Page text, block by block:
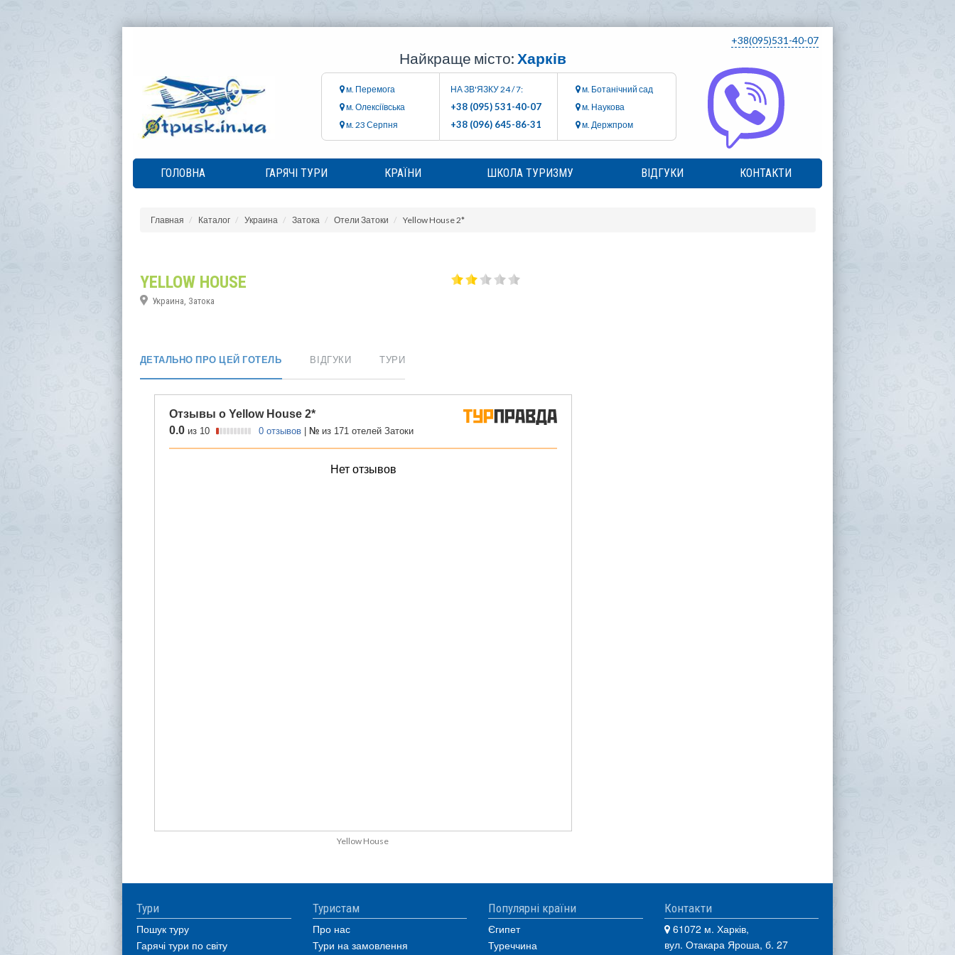
+38(095)531-40-07
Найкраще місто: Харків
м. Перемога
м. Олексіївська
м. 23 Серпня
НА ЗВ'ЯЗКУ 24 / 7:
+38 (095) 531-40-07
+38 (096) 645-86-31
м. Ботанічний сад
м. Наукова
м. Держпром
ГОЛОВНА ГАРЯЧІ ТУРИ КРАЇНИ ШКОЛА ТУРИЗМУ ВІДГУКИ КОНТАКТИ
Главная Каталог Украина Затока Отели Затоки Yellow House 2*
YELLOW HOUSE
Украина, Затока
ДЕТАЛЬНО ПРО ЦЕЙ ГОТЕЛЬ ВІДГУКИ ТУРИ
Yellow House
Тури
Пошук туру
Гарячі тури по світу
Туристам
Про нас
Тури на замовлення
Популярні країни
Єгипет
Туреччина
Контакти
61072 м. Харків,
вул. Отакара Яроша, б. 27